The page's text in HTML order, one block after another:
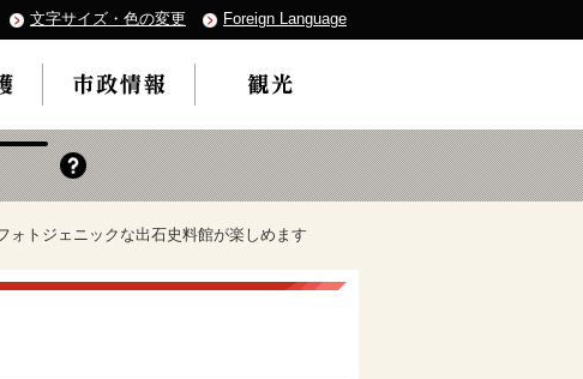
文字サイズ・色の変更 Foreign Language
ォトジェニックな出石史料館が楽しめます